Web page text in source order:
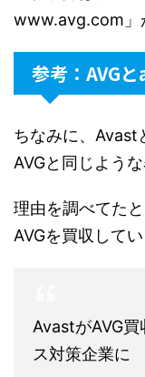
www.avg.com」
参考：AVG
ちなみに、Avast
AVGと同じよう
理由を調べてた
AVGを買収してい
AvastがAVG
ス対策企業に